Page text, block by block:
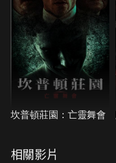
們一家人…
坎普頓莊園：亡靈舞會
相關影片